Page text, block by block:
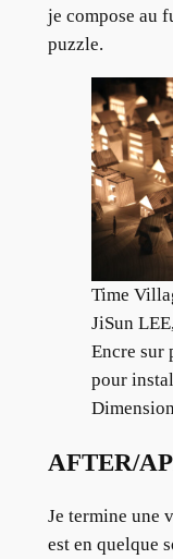
je compose au
puzzle.
Time
JiSun
Encre sur
pour
AFTER/
Je termine une
est en quelque